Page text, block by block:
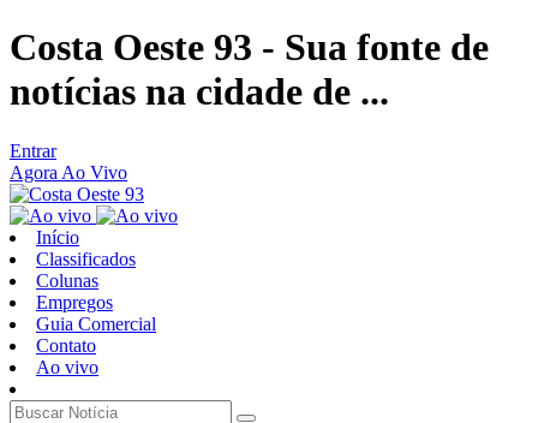
Costa Oeste 93 - Sua fonte de
notícias na cidade de ...
Entrar
Agora Ao Vivo
Início
Classificados
Colunas
Empregos
Guia Comercial
Contato
Ao vivo